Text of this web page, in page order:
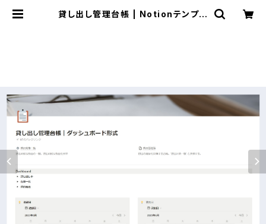
貸し出し管理台帳 | Notionテンプレ